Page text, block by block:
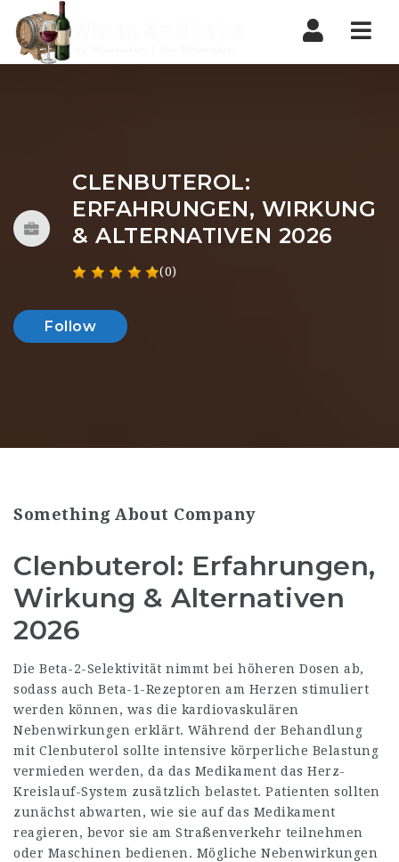
CLENBUTEROL:
ERFAHRUNGEN, WIRKUNG
& ALTERNATIVEN 2026
(0)
Follow
Something About Company
Clenbuterol: Erfahrungen,
Wirkung & Alternativen
2026
Die Beta-2-Selektivität nimmt bei höheren Dosen ab,
sodass auch Beta-1-Rezeptoren am Herzen stimuliert
werden können, was die kardiovaskulären
Nebenwirkungen erklärt. Während der Behandlung
mit Clenbuterol sollte intensive körperliche Belastung
vermieden werden, da das Medikament das Herz-
Kreislauf-System zusätzlich belastet. Patienten sollten
zunächst abwarten, wie sie auf das Medikament
reagieren, bevor sie am Straßenverkehr teilnehmen
oder Maschinen bedienen. Mögliche Nebenwirkungen